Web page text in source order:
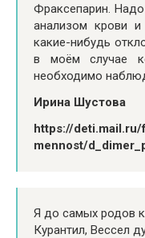
Фраксепарин.
анализом крови и
какие-нибудь
в моём случае
необходимо
Ирина Шустова
https://
mennost/
Я до самых родов
Курантил, Вессел